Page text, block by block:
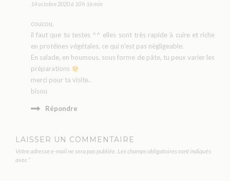
14 octobre 2020 à 10 h 16 min
coucou,
il faut que tu testes ^^ elles sont très rapide à cuire et riche
en protéines végétales, ce qui n’est pas négligeable.
En salade, en houmous, sous forme de pâte, tu peux varier les
préparations
merci pour ta visite..
bisou
Répondre
LAISSER UN COMMENTAIRE
Votre adresse e-mail ne sera pas publiée. Les champs obligatoires sont indiqués
avec *